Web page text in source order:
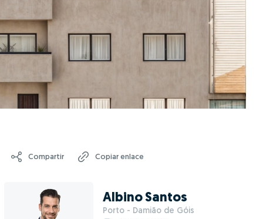
Compartir Copiar enlace
Albino Santos
Porto - Damião de Góis